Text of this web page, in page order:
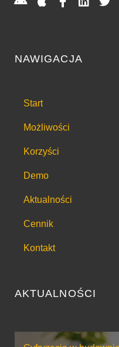
NAWIGACJA
Start
Możliwości
Korzyści
Demo
Aktualności
Cennik
Kontakt
AKTUALNOŚCI